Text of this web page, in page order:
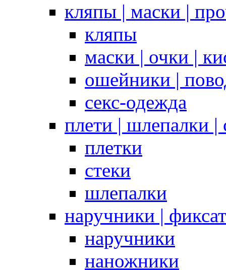
кляпы | маски |
кляпы
маски | очки |
ошейники |
секс-одежда
плети | шлепалки |
плетки
стеки
шлепалки
наручники |
наручники
наножники